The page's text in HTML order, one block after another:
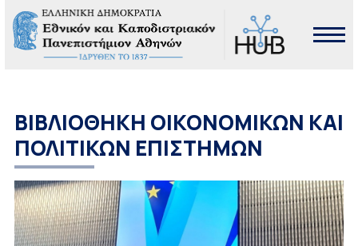
ΒΙΒΛΙΟΘΗΚΗ ΟΙΚΟΝΟΜΙΚΩΝ ΚΑΙ
ΠΟΛΙΤΙΚΩΝ ΕΠΙΣΤΗΜΩΝ